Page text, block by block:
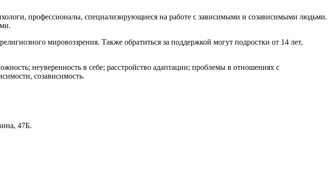
профессионалы, специализирующиеся на работе с зависимыми и созависимыми людьми.
мировоззрения. Также обратиться за поддержкой могут подростки от 14 лет,
неуверенность в себе; расстройство адаптации; проблемы в отношениях с
созависимость.
47Б.